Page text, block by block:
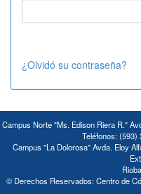
¿Olvidó su contraseña?
Campus Norte "Ms. Edison Riera R."
Teléfonos: (593)
Campus "La Dolorosa" Avda. Eloy
© Derechos Reservados: Centro de